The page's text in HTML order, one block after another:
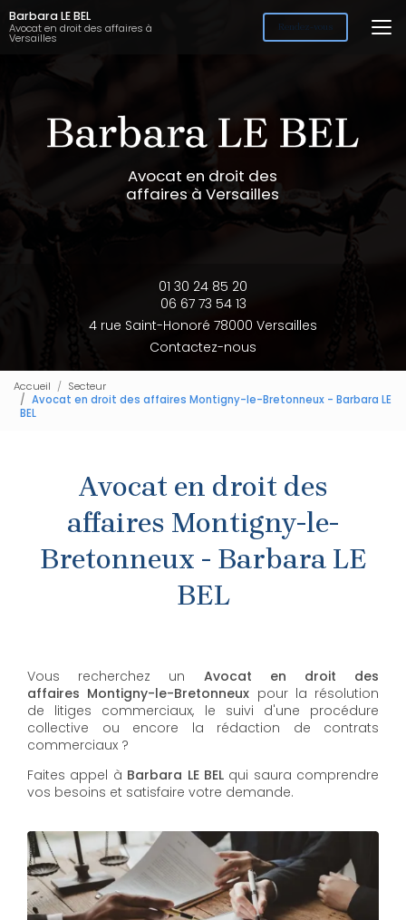
Aller
au
contenu
Barbara LE BEL
Avocat en droit des affaires à
Versailles
Rendez-vous
Avocat en droit des
affaires à Versailles
01 30 24 85 20
06 67 73 54 13
4 rue Saint-Honoré 78000 Versailles
Contactez-nous
Accueil
Secteur
Avocat en droit des affaires Montigny-le-Bretonneux - Barbara LE
BEL
Avocat en droit des
affaires Montigny-le-
Bretonneux - Barbara LE
BEL
Vous recherchez un Avocat en droit des
affaires Montigny-le-Bretonneux pour la résolution
de litiges commerciaux, le suivi d'une procédure
collective ou encore la rédaction de contrats
commerciaux ?
Faites appel à Barbara LE BELqui saura comprendre
vos besoins et satisfaire votre demande.